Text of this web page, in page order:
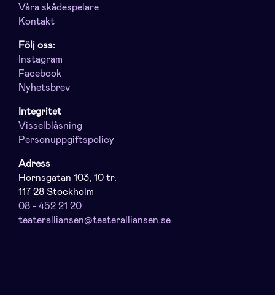
Våra skådespelare
Kontakt
Följ oss:
Instagram
Facebook
Nyhetsbrev
Integritet
Visselblåsning
Personuppgiftspolicy
Adress
Hornsgatan 103, 10 tr.
117 28 Stockholm
08 - 452 21 20
teateralliansen@teateralliansen.se